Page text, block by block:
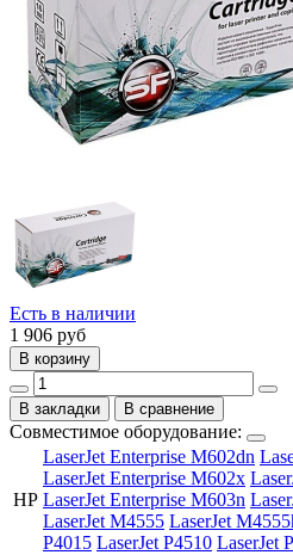
Есть в наличии
1 906 руб
В корзину
В закладки В сравнение
Совместимое оборудование:
HP
LaserJet Enterprise M602dn
LaserJet Enterprise M602x
LaserJet Enterprise M603n
LaserJet M4555 LaserJet
P4015 LaserJet P4510 LaserJet